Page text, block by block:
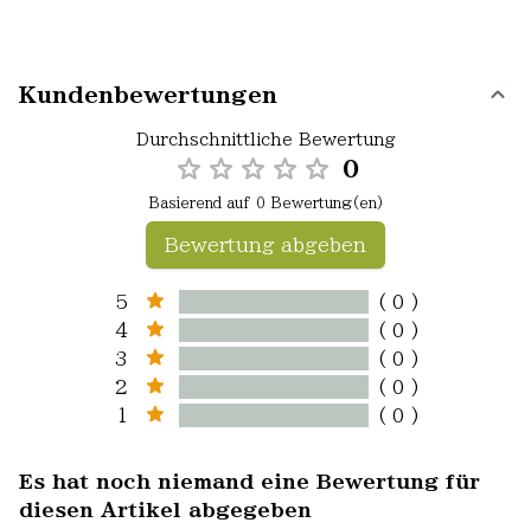
Kundenbewertungen
Durchschnittliche Bewertung
0
Basierend auf 0 Bewertung(en)
Bewertung abgeben
5
( 0 )
4
( 0 )
3
( 0 )
2
( 0 )
1
( 0 )
Es hat noch niemand eine Bewertung für
diesen Artikel abgegeben